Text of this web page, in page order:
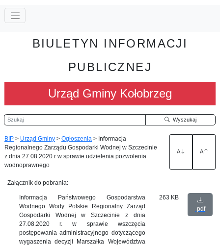
BIULETYN INFORMACJI
PUBLICZNEJ
Urząd Gminy Kołobrzeg
Szukaj Wyszukaj
BIP > Urząd Gminy > Ogłoszenia > Informacja
Regionalnego Zarządu Gospodarki Wodnej w Szczecinie
z dnia 27.08.2020 r w sprawie udzielenia pozwolenia
wodnoprawnego
A A
Załącznik do pobrania:
Informacja Państwowego Gospodarstwa
Wodnego Wody Polskie Regionalny Zarząd
Gospodarki Wodnej w Szczecinie z dnia
27.08.2020 r. w sprawie wszczęcia
postępowania administracyjnego dotyczącego
wygaszenia decyzji Marszałka Województwa
263 KB
pdf